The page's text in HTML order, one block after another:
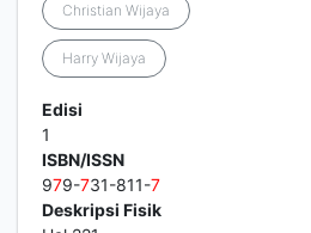
Christian Wijaya
Harry Wijaya
Edisi
1
ISBN/ISSN
979-731-811-7
Deskripsi Fisik